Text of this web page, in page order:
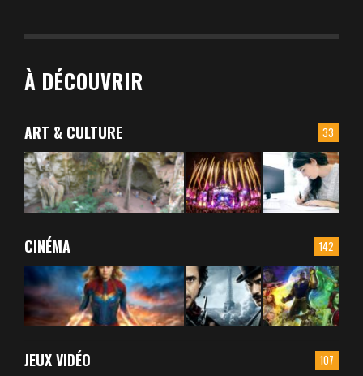
À DÉCOUVRIR
33
ART & CULTURE
142
CINÉMA
107
JEUX VIDÉO